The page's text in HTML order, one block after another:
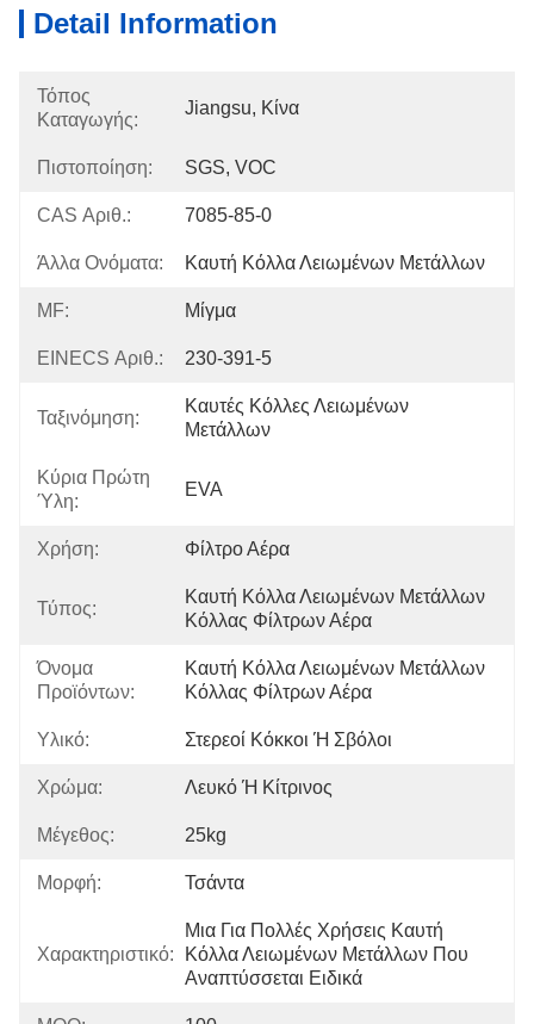
Detail Information
Τόπος
Καταγωγής:
Jiangsu, Κίνα
Πιστοποίηση: SGS, VOC
CAS Αριθ.: 7085-85-0
Άλλα Ονόματα: Καυτή Κόλλα Λειωμένων Μετάλλων
MF: Μίγμα
EINECS Αριθ.: 230-391-5
Ταξινόμηση:
Καυτές Κόλλες Λειωμένων
Μετάλλων
Κύρια Πρώτη
Ύλη:
EVA
Χρήση: Φίλτρο Αέρα
Τύπος:
Καυτή Κόλλα Λειωμένων Μετάλλων
Κόλλας Φίλτρων Αέρα
Όνομα
Προϊόντων:
Καυτή Κόλλα Λειωμένων Μετάλλων
Κόλλας Φίλτρων Αέρα
Υλικό: Στερεοί Κόκκοι Ή Σβόλοι
Χρώμα: Λευκό Ή Κίτρινος
Μέγεθος: 25kg
Μορφή: Τσάντα
Χαρακτηριστικό:
Μια Για Πολλές Χρήσεις Καυτή
Κόλλα Λειωμένων Μετάλλων Που
Αναπτύσσεται Ειδικά